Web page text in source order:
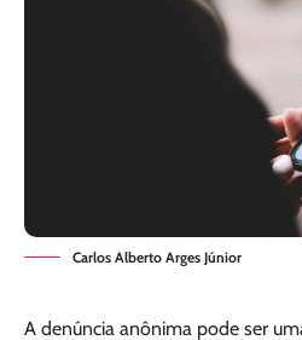
Carlos Alberto Arges Júnior
A denúncia anônima pode ser